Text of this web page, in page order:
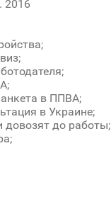
2016
в ППВА;
в Украине;
довозят до работы;